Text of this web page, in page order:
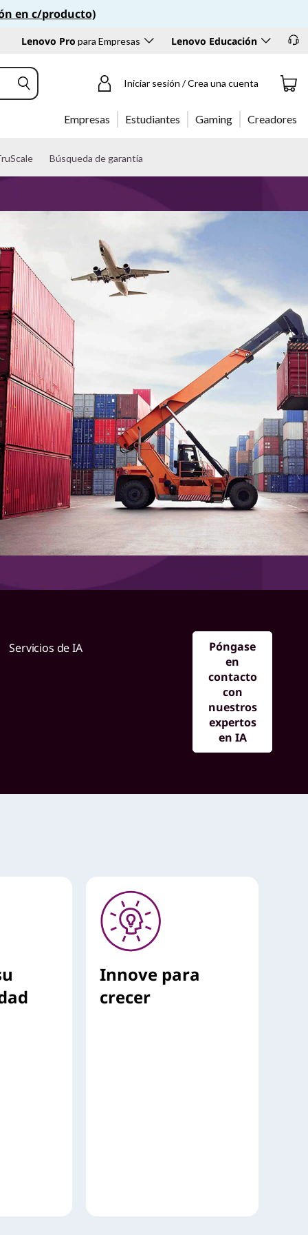
en c/producto)
Lenovo Pro para Empresas Lenovo Educación
Iniciar sesión / Crea una cuenta
Empresas Estudiantes Gaming Creadores
Búsqueda de garantía
Servicios de IA Biblioteca de Lenovo AI
Póngase
en
contacto
con
nuestros
expertos
en IA
Innove para
crecer